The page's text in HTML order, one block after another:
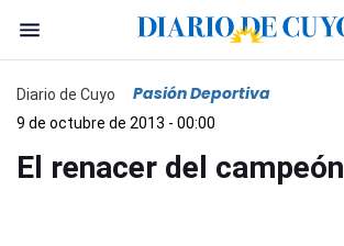
Diario de Cuyo Pasión Deportiva
9 de octubre de 2013 - 00:00
El renacer del campeón